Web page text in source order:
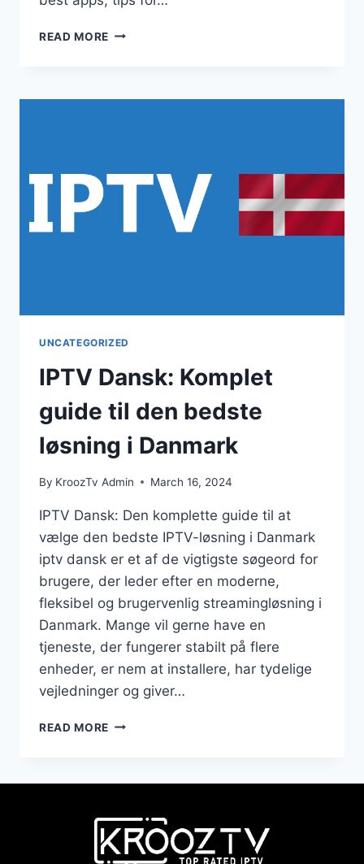
READ MORE
UNCATEGORIZED
IPTV Dansk: Komplet
guide til den bedste
løsning i Danmark
By KroozTv Admin March 16, 2024
IPTV Dansk: Den komplette guide til at
vælge den bedste IPTV-løsning i Danmark
iptv dansk er et af de vigtigste søgeord for
brugere, der leder efter en moderne,
fleksibel og brugervenlig streamingløsning i
Danmark. Mange vil gerne have en
tjeneste, der fungerer stabilt på flere
enheder, er nem at installere, har tydelige
vejledninger og giver…
READ MORE